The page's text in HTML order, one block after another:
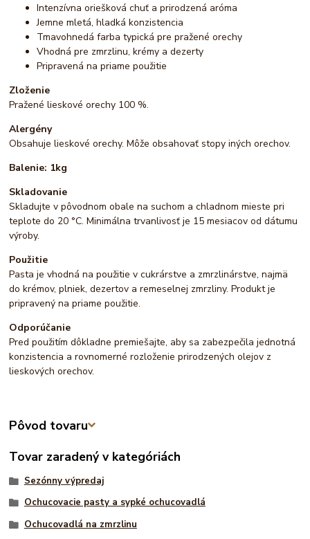
Intenzívna oriešková chuť a prirodzená aróma
Jemne mletá, hladká konzistencia
Tmavohnedá farba typická pre pražené orechy
Vhodná pre zmrzlinu, krémy a dezerty
Pripravená na priame použitie
Zloženie
Pražené lieskové orechy 100 %.
Alergény
Obsahuje lieskové orechy. Môže obsahovať stopy iných orechov.
Balenie: 1kg
Skladovanie
Skladujte v pôvodnom obale na suchom a chladnom mieste pri
teplote do 20 °C. Minimálna trvanlivosť je 15 mesiacov od dátumu
výroby.
Použitie
Pasta je vhodná na použitie v cukrárstve a zmrzlinárstve, najmä
do krémov, plniek, dezertov a remeselnej zmrzliny. Produkt je
pripravený na priame použitie.
Odporúčanie
Pred použitím dôkladne premiešajte, aby sa zabezpečila jednotná
konzistencia a rovnomerné rozloženie prirodzených olejov z
lieskových orechov.
Pôvod tovaru
Tovar zaradený v kategóriách
Sezónny výpredaj
Ochucovacie pasty a sypké ochucovadlá
Ochucovadlá na zmrzlinu